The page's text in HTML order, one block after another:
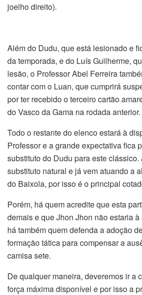
joelho direito).
Além do Dudu, que está lesionado e
da temporada, e do Luís Guilherme,
lesão, o Professor Abel Ferreira
contar com o Luan, que cumprirá
por ter recebido o terceiro cartão
do Vasco da Gama na rodada anterior.
Todo o restante do elenco estará à
Professor e a grande expectativa fica
substituto do Dudu para este clássico.
substituto natural e já vem atuando a
do Baixola, por isso é o principal
Porém, há quem acredite que esta
demais e que Jhon Jhon não estaria
há também quem defenda a adoção
formação tática para compensar a
camisa sete.
De qualquer maneira, deveremos ir a
força máxima disponível e por isso a